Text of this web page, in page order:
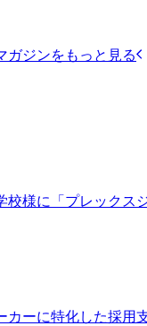
ガジンをもっと見る
校様に「プレックス
カーに特化した採用